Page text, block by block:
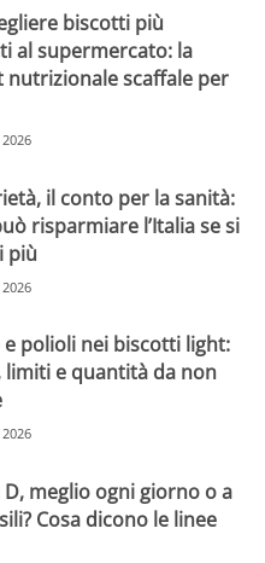
biscotti più
al supermercato: la
nutrizionale scaffale per
il conto per la sanità:
risparmiare l’Italia se si
più
polioli nei biscotti light:
limiti e quantità da non
meglio ogni giorno o a
Cosa dicono le linee